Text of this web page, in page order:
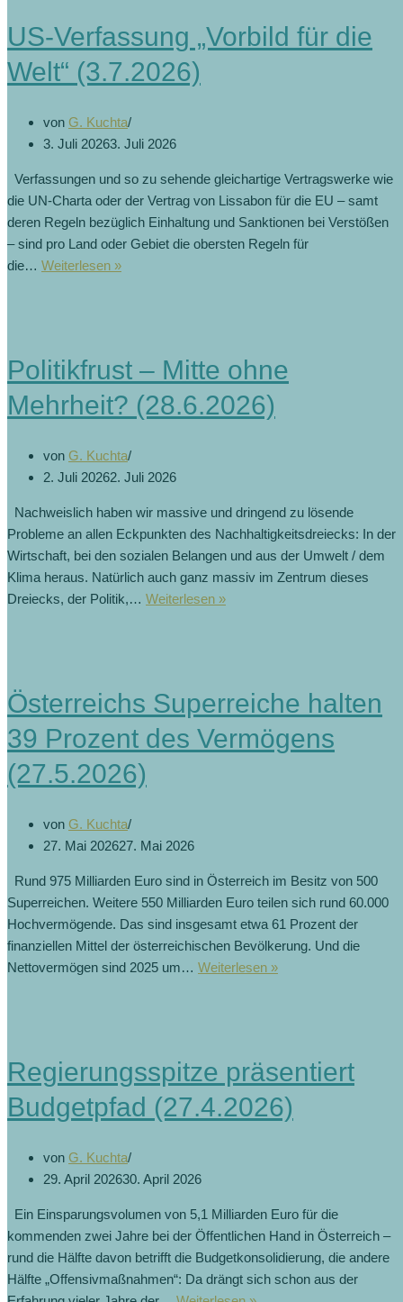
US-Verfassung „Vorbild für die
Welt“ (3.7.2026)
von G. Kuchta
3. Juli 20263. Juli 2026
Verfassungen und so zu sehende gleichartige Vertragswerke wie
die UN-Charta oder der Vertrag von Lissabon für die EU – samt
deren Regeln bezüglich Einhaltung und Sanktionen bei Verstößen
– sind pro Land oder Gebiet die obersten Regeln für
die… Weiterlesen »
Politikfrust – Mitte ohne
Mehrheit? (28.6.2026)
von G. Kuchta
2. Juli 20262. Juli 2026
Nachweislich haben wir massive und dringend zu lösende
Probleme an allen Eckpunkten des Nachhaltigkeitsdreiecks: In der
Wirtschaft, bei den sozialen Belangen und aus der Umwelt / dem
Klima heraus. Natürlich auch ganz massiv im Zentrum dieses
Dreiecks, der Politik,… Weiterlesen »
Österreichs Superreiche halten
39 Prozent des Vermögens
(27.5.2026)
von G. Kuchta
27. Mai 202627. Mai 2026
Rund 975 Milliarden Euro sind in Österreich im Besitz von 500
Superreichen. Weitere 550 Milliarden Euro teilen sich rund 60.000
Hochvermögende. Das sind insgesamt etwa 61 Prozent der
finanziellen Mittel der österreichischen Bevölkerung. Und die
Nettovermögen sind 2025 um… Weiterlesen »
Regierungsspitze präsentiert
Budgetpfad (27.4.2026)
von G. Kuchta
29. April 202630. April 2026
Ein Einsparungsvolumen von 5,1 Milliarden Euro für die
kommenden zwei Jahre bei der Öffentlichen Hand in Österreich –
rund die Hälfte davon betrifft die Budgetkonsolidierung, die andere
Hälfte „Offensivmaßnahmen“: Da drängt sich schon aus der